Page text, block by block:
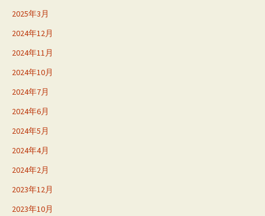
2025年3月
2024年12月
2024年11月
2024年10月
2024年7月
2024年6月
2024年5月
2024年4月
2024年2月
2023年12月
2023年10月